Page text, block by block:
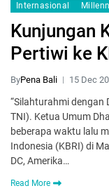
Internasional
Kunjungan
Pertiwi ke
ByPena Bali 15 Dec
“Silahturahmi dengan
TNI). Ketua Umum
beberapa waktu lalu
Indonesia (KBRI) di
DC, Amerika…
Read More